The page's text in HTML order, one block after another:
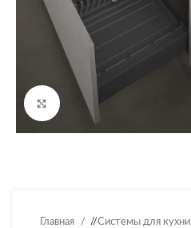
Нажмите, чтобы увеличить
Главная / Системы для кухни